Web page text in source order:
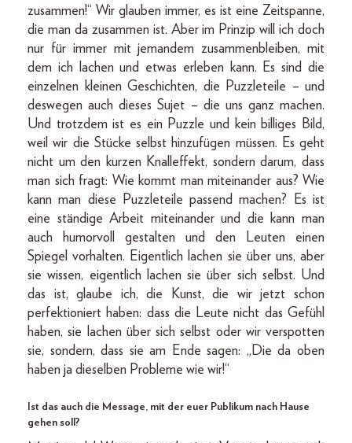
zusammen!“ Wir glauben immer, es ist eine Zeitspanne,
die man da zusammen ist. Aber im Prinzip will ich doch
nur für immer mit jemandem zusammenbleiben, mit
dem ich lachen und etwas erleben kann. Es sind die
einzelnen kleinen Geschichten, die Puzzleteile – und
deswegen auch dieses Sujet – die uns ganz machen.
Und trotzdem ist es ein Puzzle und kein billiges Bild,
weil wir die Stücke selbst hinzufügen müssen. Es geht
nicht um den kurzen Knalleffekt, sondern darum, dass
man sich fragt: Wie kommt man miteinander aus? Wie
kann man diese Puzzleteile passend machen? Es ist
eine ständige Arbeit miteinander und die kann man
auch humorvoll gestalten und den Leuten einen
Spiegel vorhalten. Eigentlich lachen sie über uns, aber
sie wissen, eigentlich lachen sie über sich selbst. Und
das ist, glaube ich, die Kunst, die wir jetzt schon
perfektioniert haben: dass die Leute nicht das Gefühl
haben, sie lachen über sich selbst oder wir verspotten
sie, sondern, dass sie am Ende sagen: „Die da oben
haben ja dieselben Probleme wie wir!“
Ist das auch die Message, mit der euer Publikum nach Hause
gehen soll?